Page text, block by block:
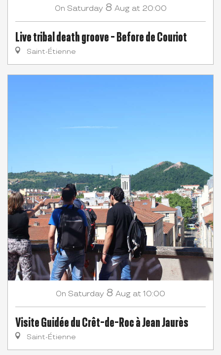
On Saturday 8 Aug at 20:00
Live tribal death groove - Before de Couriot
Saint-Étienne
On Saturday 8 Aug at 10:00
Visite Guidée du Crêt-de-Roc à Jean Jaurès
Saint-Étienne